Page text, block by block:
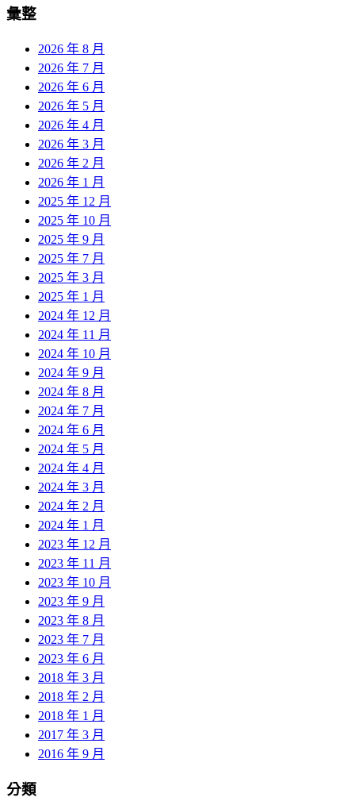
彙整
2026 年 8 月
2026 年 7 月
2026 年 6 月
2026 年 5 月
2026 年 4 月
2026 年 3 月
2026 年 2 月
2026 年 1 月
2025 年 12 月
2025 年 10 月
2025 年 9 月
2025 年 7 月
2025 年 3 月
2025 年 1 月
2024 年 12 月
2024 年 11 月
2024 年 10 月
2024 年 9 月
2024 年 8 月
2024 年 7 月
2024 年 6 月
2024 年 5 月
2024 年 4 月
2024 年 3 月
2024 年 2 月
2024 年 1 月
2023 年 12 月
2023 年 11 月
2023 年 10 月
2023 年 9 月
2023 年 8 月
2023 年 7 月
2023 年 6 月
2018 年 3 月
2018 年 2 月
2018 年 1 月
2017 年 3 月
2016 年 9 月
分類